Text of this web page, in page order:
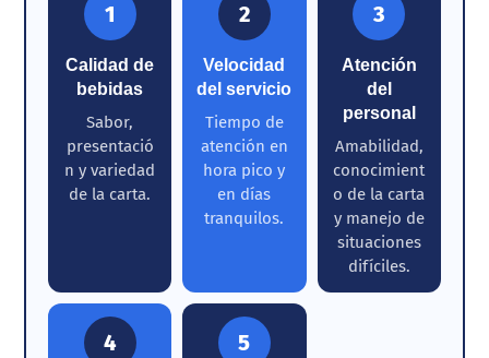
1
Calidad de
bebidas
Sabor,
presentació
n y variedad
de la carta.
2
Velocidad
del servicio
Tiempo de
atención en
hora pico y
en días
tranquilos.
3
Atención
del
personal
Amabilidad,
conocimient
o de la carta
y manejo de
situaciones
difíciles.
4 5